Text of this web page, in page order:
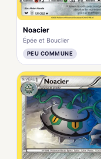
Noacier
Épée et Bouclier
PEU COMMUNE